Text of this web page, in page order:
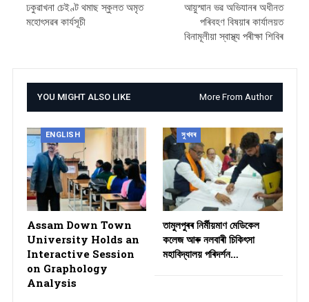
ঢকুৱাখনা চেইণ্ট থমাছ স্কুলত অমৃত
মহোৎসৱৰ কাৰ্যসূচী
আয়ুস্মান ভৱ অভিযানৰ অধীনত
পৰিবহণ বিষয়াৰ কাৰ্যালয়ত
বিনামূলীয়া স্বাস্থ্য পৰীক্ষা শিবিৰ
YOU MIGHT ALSO LIKE More From Author
ENGLISH
Assam Down Town
University Holds an
Interactive Session
on Graphology
Analysis
সুখবৰ
তামুলপুৰৰ নিৰ্মীয়মাণ মেডিকেল
কলেজ আৰু নলবাৰী চিকিৎসা
মহাবিদ্যালয় পৰিদৰ্শন…